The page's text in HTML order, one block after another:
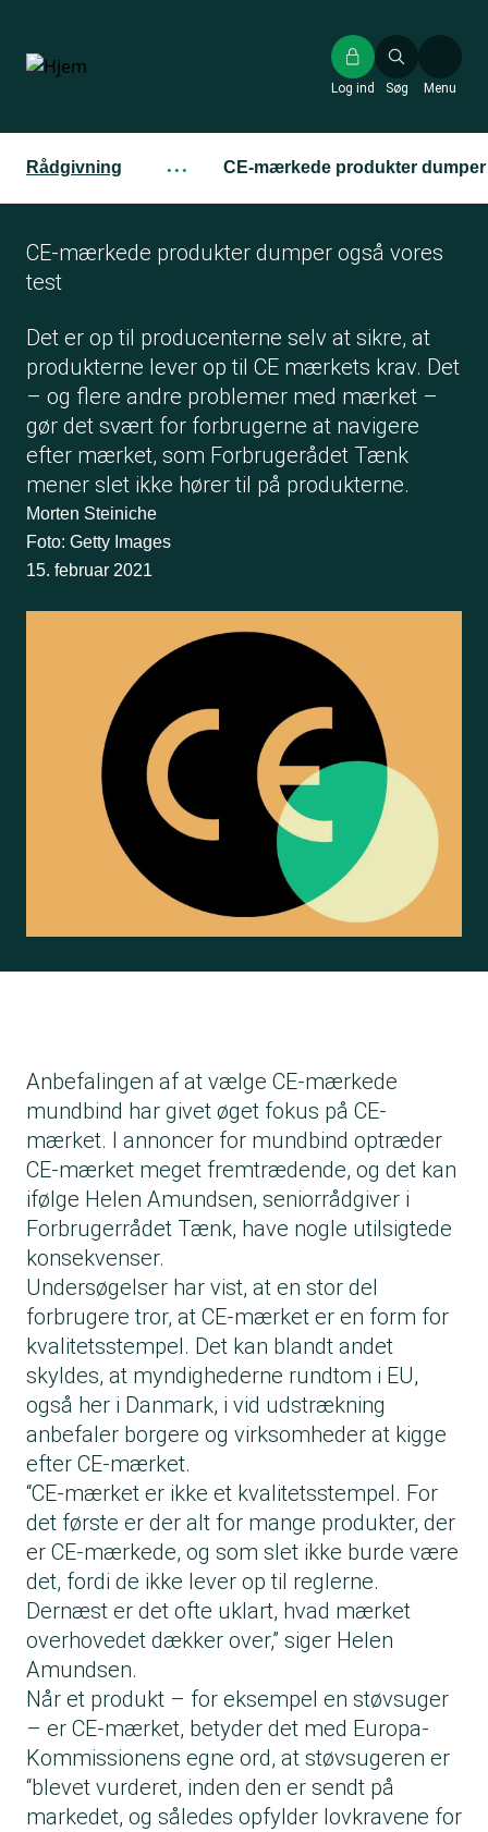
hovedindhold
Søg
Log ind Menu
Rådgivning ··· CE-mærkede produkter
CE-mærkede produkter dumper også vores
test
Det er op til producenterne selv at sikre, at
produkterne lever op til CE mærkets krav. Det
– og flere andre problemer med mærket –
gør det svært for forbrugerne at navigere
efter mærket, som Forbrugerådet Tænk
mener slet ikke hører til på produkterne.
Morten Steiniche
Foto: Getty Images
15. februar 2021
Anbefalingen af at vælge CE-mærkede
mundbind har givet øget fokus på CE-
mærket. I annoncer for mundbind optræder
CE-mærket meget fremtrædende, og det kan
ifølge Helen Amundsen, seniorrådgiver i
Forbrugerrådet Tænk, have nogle utilsigtede
konsekvenser.
Undersøgelser har vist, at en stor del
forbrugere tror, at CE-mærket er en form for
kvalitetsstempel. Det kan blandt andet
skyldes, at myndighederne rundtom i EU,
også her i Danmark, i vid udstrækning
anbefaler borgere og virksomheder at kigge
efter CE-mærket.
“CE-mærket er ikke et kvalitetsstempel. For
det første er der alt for mange produkter, der
er CE-mærkede, og som slet ikke burde være
det, fordi de ikke lever op til reglerne.
Dernæst er det ofte uklart, hvad mærket
overhovedet dækker over,” siger Helen
Amundsen.
Når et produkt – for eksempel en støvsuger
– er CE-mærket, betyder det med Europa-
Kommissionens egne ord, at støvsugeren er
“blevet vurderet, inden den er sendt på
markedet, og således opfylder lovkravene for